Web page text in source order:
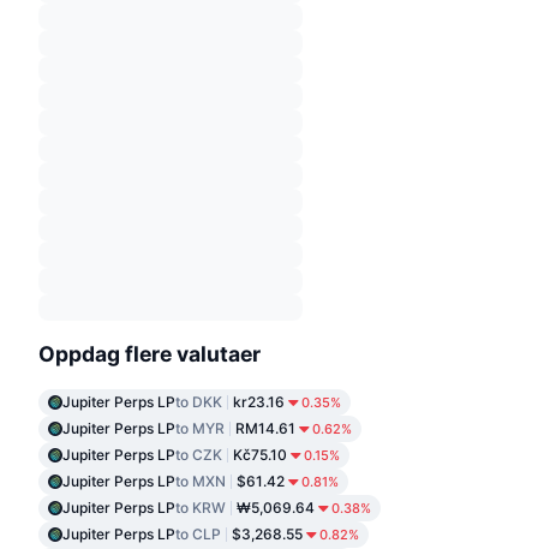
Oppdag flere valutaer
Jupiter Perps LPto DKK kr23.16 0.35%
Jupiter Perps LPto MYR RM14.61 0.62%
Jupiter Perps LPto CZK Kč75.10 0.15%
Jupiter Perps LPto MXN $61.42 0.81%
Jupiter Perps LPto KRW ₩5,069.64 0.38%
Jupiter Perps LPto CLP $3,268.55 0.82%